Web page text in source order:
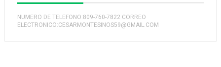
NUMERO DE TELEFONO:809-760-7822 CORREO
ELECTRONICO:CESARMONTESINOS59@GMAIL.COM